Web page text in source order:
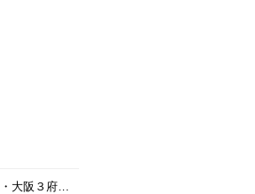
【京都市場】奈良・大阪３府県の食材揃う京都最大級の直売所！夏野菜＆フルーツ満載「旬の駅」